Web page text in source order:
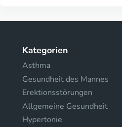
Kategorien
Asthma
Gesundheit des Mannes
Erektionsstörungen
Allgemeine Gesundheit
Hypertonie